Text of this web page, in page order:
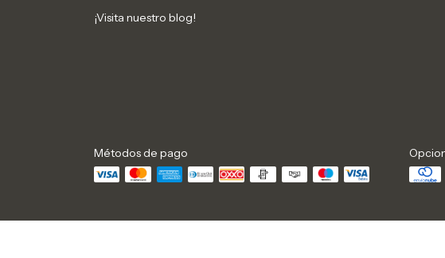
¡Visita nuestro blog!
Métodos de pago